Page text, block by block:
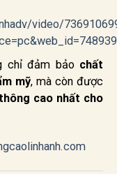
video/
chỉ đảm bảo chất
mỹ, mà còn được
cao nhất cho